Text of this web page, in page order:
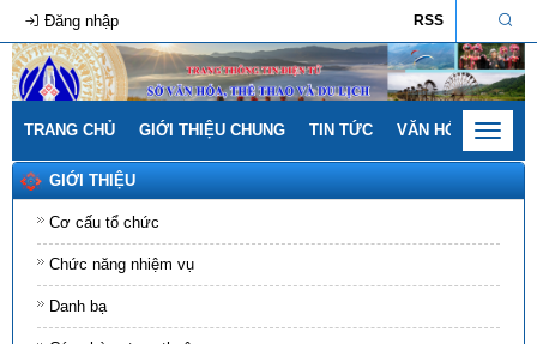
RSS
Đăng nhập
TRANG CHỦ GIỚI THIỆU CHUNG TIN TỨC VĂN HÓA - GIA
Toggle
GIỚI THIỆU
Cơ cấu tổ chức
Chức năng nhiệm vụ
Danh bạ